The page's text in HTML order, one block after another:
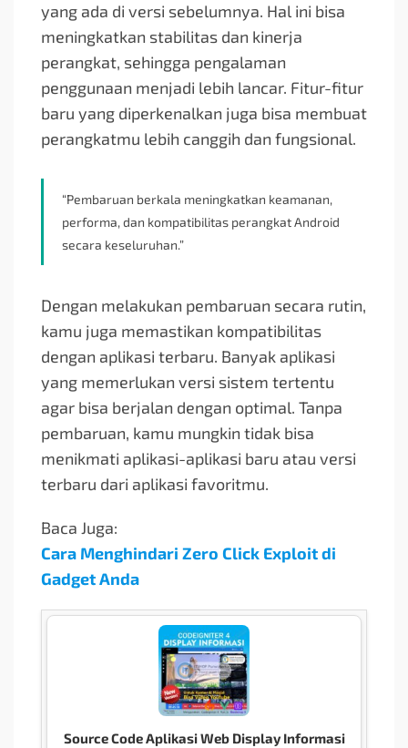
yang ada di versi sebelumnya. Hal ini bisa
meningkatkan stabilitas dan kinerja
perangkat, sehingga pengalaman
penggunaan menjadi lebih lancar. Fitur-fitur
baru yang diperkenalkan juga bisa membuat
perangkatmu lebih canggih dan fungsional.
“Pembaruan berkala meningkatkan keamanan,
performa, dan kompatibilitas perangkat Android
secara keseluruhan.”
Dengan melakukan pembaruan secara rutin,
kamu juga memastikan kompatibilitas
dengan aplikasi terbaru. Banyak aplikasi
yang memerlukan versi sistem tertentu
agar bisa berjalan dengan optimal. Tanpa
pembaruan, kamu mungkin tidak bisa
menikmati aplikasi-aplikasi baru atau versi
terbaru dari aplikasi favoritmu.
Baca Juga:
Cara Menghindari Zero Click Exploit di
Gadget Anda
Source Code Aplikasi Web Display Informasi